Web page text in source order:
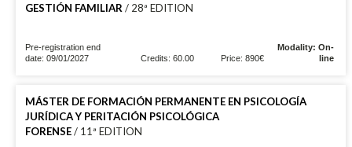
GESTIÓN FAMILIAR / 28ª EDITION
Pre-registration end
date: 09/01/2027
Credits: 60.00 Price: 890€
Modality: On-
line
MÁSTER DE FORMACIÓN PERMANENTE EN PSICOLOGÍA
JURÍDICA Y PERITACIÓN PSICOLÓGICA
FORENSE/ 11ª EDITION